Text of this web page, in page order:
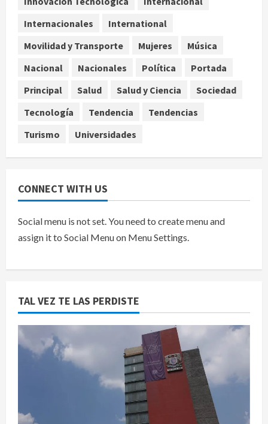
4
en espacio polinizador
agosto 10, 2026
tres veces fondos internacionales y
sigue sin concretarse
Internacionales
International
Movilidad y Transporte
Mujeres
Música
Nacional
Nacionales Política
Portada
Principal
Salud Salud y Ciencia
Sociedad
Tecnología
Tendencia
Tendencias
Turismo
Universidades
CONNECT WITH US
Social menu is not set. You need to create menu and
assign it to Social Menu on Menu Settings.
TAL VEZ TE LAS PERDISTE